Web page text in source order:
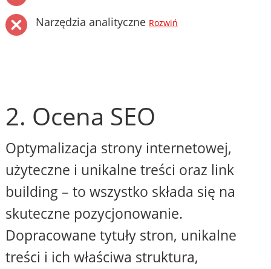
Narzędzia analityczne Rozwiń
2. Ocena SEO
Optymalizacja strony internetowej,
użyteczne i unikalne treści oraz link
building – to wszystko składa się na
skuteczne pozycjonowanie.
Dopracowane tytuły stron, unikalne
treści i ich właściwa struktura,